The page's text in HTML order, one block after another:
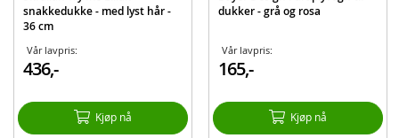
Merke
snakkedukke - med lyst hår -
36 cm
Vår lavpris:
436,-
Kjøp nå
dukker - grå og rosa
Vår lavpris:
165,-
Kjøp nå